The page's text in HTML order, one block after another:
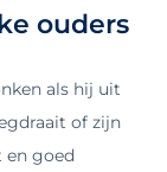
ouders
als hij uit
of zijn
en goed